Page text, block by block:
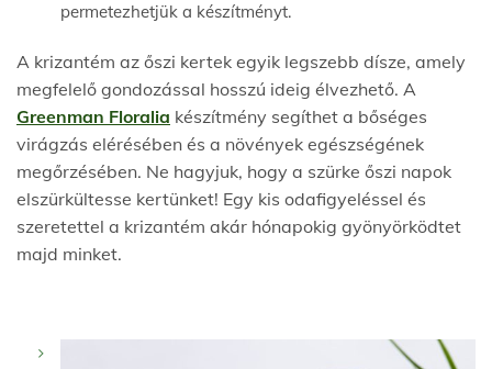
permetezhetjük a készítményt.
A krizantém az őszi kertek egyik legszebb dísze, amely
megfelelő gondozással hosszú ideig élvezhető. A
Greenman Floralia készítmény segíthet a bőséges
virágzás elérésében és a növények egészségének
megőrzésében. Ne hagyjuk, hogy a szürke őszi napok
elszürkültesse kertünket! Egy kis odafigyeléssel és
szeretettel a krizantém akár hónapokig gyönyörködtet
majd minket.